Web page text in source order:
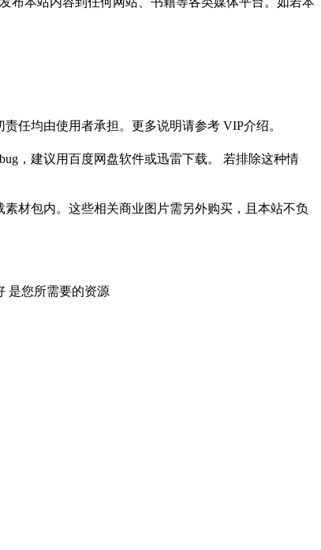
任均由使用者承担。更多说明请参考 VIP介绍。
，建议用百度网盘软件或迅雷下载。 若排除这种情
材包内。这些相关商业图片需另外购买，且本站不负
是您所需要的资源